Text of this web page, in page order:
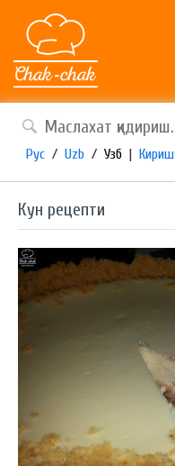
Рус / Uzb / Узб | Кириш
Кун рецепти